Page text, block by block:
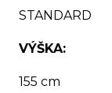
STANDARD
VÝŠKA:
155 cm